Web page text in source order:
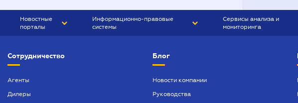
Новостные
порталы
БИЗНЕС
Информационно-правовые
системы
БУХГАЛТЕР ПРОФ
Сервисы анализа и
мониторинга
Сотрудничество
Агенты
Дилеры
Блог
Новости компании
Руководства